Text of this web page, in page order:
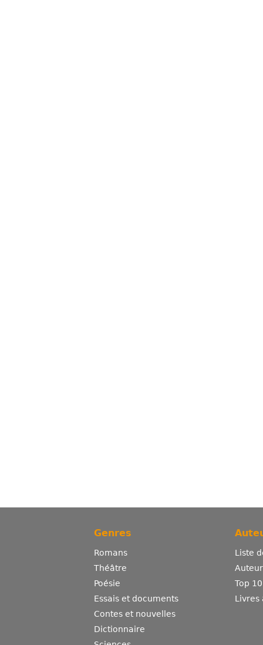
Genres
Romans
Théâtre
Poésie
Essais et documents
Contes et nouvelles
Dictionnaire
Liste
Top
Livres